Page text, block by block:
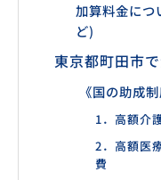
加算料金につ
ど)
東京都町田市
《国の助成制
1．高額介
2．高額医
費